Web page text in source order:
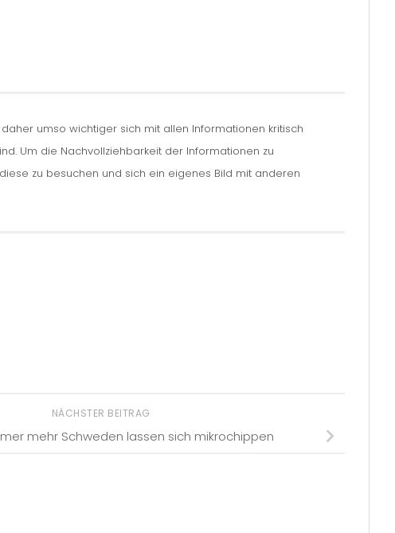
umso wichtiger sich mit allen Informationen kritisch
Um die Nachvollziehbarkeit der Informationen zu
zu besuchen und sich ein eigenes Bild mit anderen
NÄCHSTER BEITRAG
mehr Schweden lassen sich mikrochippen